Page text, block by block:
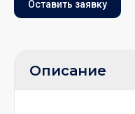
Оставить заявку